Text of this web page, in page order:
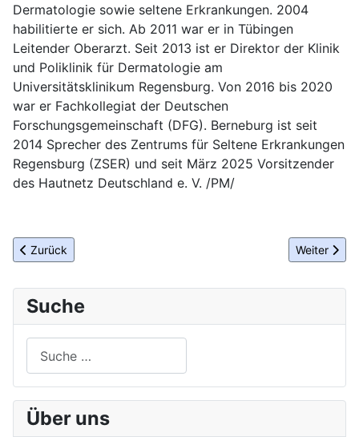
Dermatologie sowie seltene Erkrankungen. 2004
habilitierte er sich. Ab 2011 war er in Tübingen
Leitender Oberarzt. Seit 2013 ist er Direktor der Klinik
und Poliklinik für Dermatologie am
Universitätsklinikum Regensburg. Von 2016 bis 2020
war er Fachkollegiat der Deutschen
Forschungsgemeinschaft (DFG). Berneburg ist seit
2014 Sprecher des Zentrums für Seltene Erkrankungen
Regensburg (ZSER) und seit März 2025 Vorsitzender
des Hautnetz Deutschland e. V. /PM/
Vorheriger Beitrag: Felix Burda Award 2025 in Berlin
Zurück Nächster
Weiter
Suche
Über uns